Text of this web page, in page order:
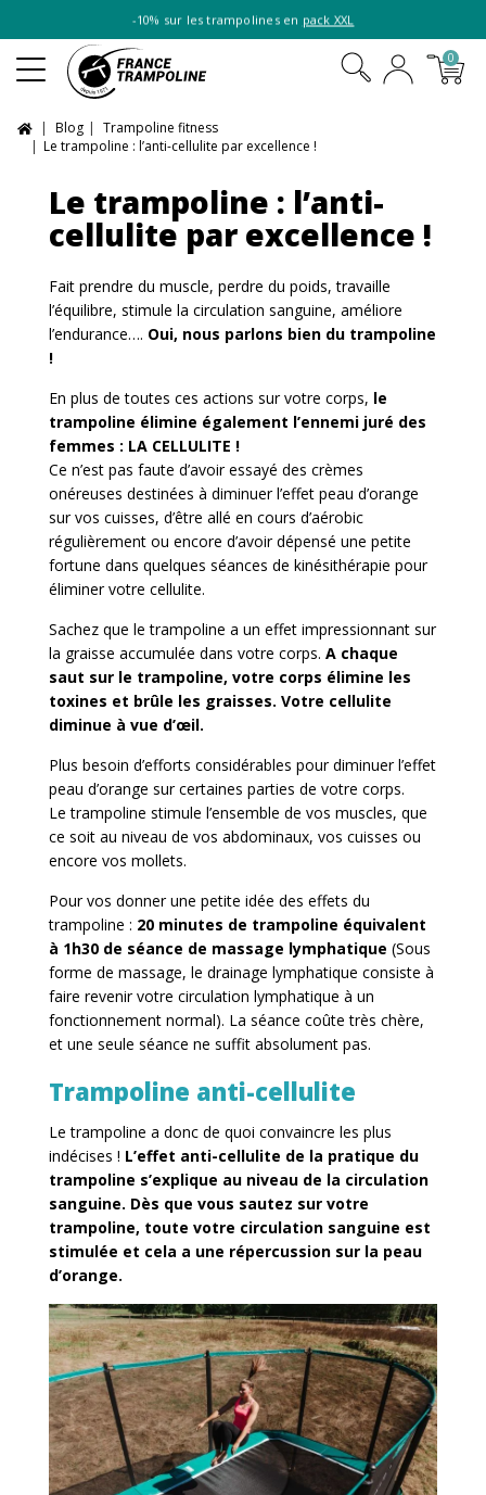
-10% sur les trampolines en pack XXL
0
Blog
Trampoline fitness
Le trampoline : l’anti-cellulite par excellence !
Le trampoline : l’anti-
cellulite par excellence !
Fait prendre du muscle, perdre du poids, travaille
l’équilibre, stimule la circulation sanguine, améliore
l’endurance…. Oui, nous parlons bien du trampoline
!
En plus de toutes ces actions sur votre corps, le
trampoline élimine également l’ennemi juré des
femmes : LA CELLULITE !
Ce n’est pas faute d’avoir essayé des crèmes
onéreuses destinées à diminuer l’effet peau d’orange
sur vos cuisses, d’être allé en cours d’aérobic
régulièrement ou encore d’avoir dépensé une petite
fortune dans quelques séances de kinésithérapie pour
éliminer votre cellulite.
Sachez que le trampoline a un effet impressionnant sur
la graisse accumulée dans votre corps. A chaque
saut sur le trampoline, votre corps élimine les
toxines et brûle les graisses. Votre cellulite
diminue à vue d’œil.
Plus besoin d’efforts considérables pour diminuer l’effet
peau d’orange sur certaines parties de votre corps.
Le trampoline stimule l’ensemble de vos muscles, que
ce soit au niveau de vos abdominaux, vos cuisses ou
encore vos mollets.
Pour vos donner une petite idée des effets du
trampoline : 20 minutes de trampoline équivalent
à 1h30 de séance de massage lymphatique (Sous
forme de massage, le drainage lymphatique consiste à
faire revenir votre circulation lymphatique à un
fonctionnement normal). La séance coûte très chère,
et une seule séance ne suffit absolument pas.
Trampoline anti-cellulite
Le trampoline a donc de quoi convaincre les plus
indécises ! L’effet anti-cellulite de la pratique du
trampoline s’explique au niveau de la circulation
sanguine. Dès que vous sautez sur votre
trampoline, toute votre circulation sanguine est
stimulée et cela a une répercussion sur la peau
d’orange.